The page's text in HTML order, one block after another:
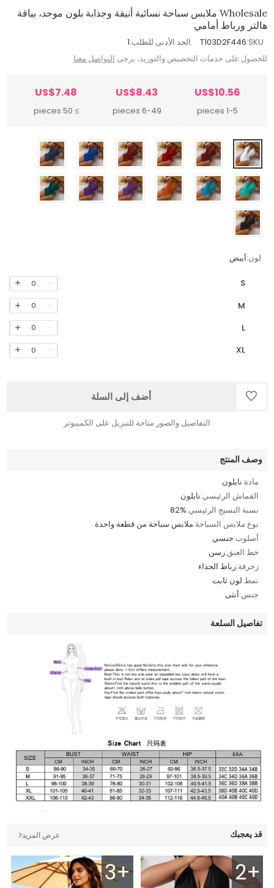
Wholesale ملابس سباحة نسائية أنيقة وجذابة بلون موحد، بياقة
هالتر ورباط أمامي
SKU:
T103D2F446 الحد الأدنى للطلب:1
للحصول على خدمات التخصيص والتوريد، يرجى التواصل معنا
US$10.56
1-5 pieces
US$8.43
6-49 pieces
US$7.48
≥ 50 pieces
لون:أبيض
S
0
M
0
L
0
XL
0
أضف إلى السلة
التفاصيل والصور متاحة للتنزيل على الكمبيوتر
وصف المنتج
مادة:نايلون
القماش الرئيسي:نايلون
نسبة النسيج الرئيسي:82%
نوع ملابس السباحة:ملابس سباحة من قطعة واحدة
أسلوب:جنسي
خط العنق:رسن
زخرفة:رباط الحذاء
نمط:لون ثابت
جنس:أنثى
تفاصيل السلعة
قد يعجبك عرض المزيد
2+
3+